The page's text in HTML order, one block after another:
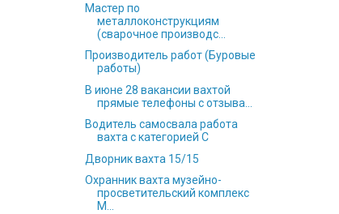
Мастер по
металлоконструкциям
(сварочное производс...
Производитель работ (Буровые
работы)
В июне 28 вакансии вахтой
прямые телефоны с отзыва...
Водитель самосвала работа
вахта с категорией C
Дворник вахта 15/15
Охранник вахта музейно-
просветительский комплекс
М...